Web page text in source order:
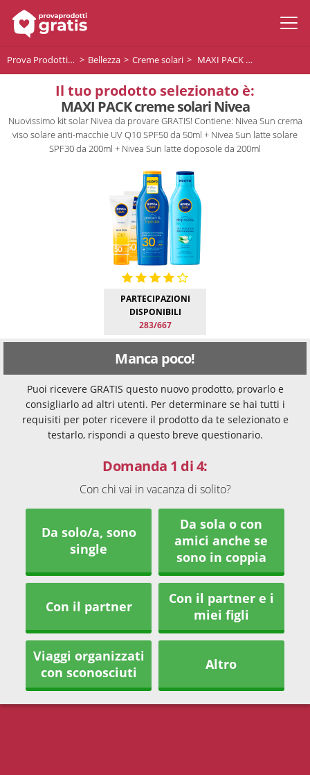
Prova Prodotti Gratis Bellezza Creme solari MAXI PACK creme solari Nivea
Il tuo prodotto selezionato è:
MAXI PACK creme solari Nivea
Nuovissimo kit solar Nivea da provare GRATIS! Contiene: Nivea Sun crema
viso solare anti-macchie UV Q10 SPF50 da 50ml + Nivea Sun latte solare
SPF30 da 200ml + Nivea Sun latte doposole da 200ml
PARTECIPAZIONI
DISPONIBILI
283/667
Manca poco!
Puoi ricevere GRATIS questo nuovo prodotto, provarlo e
consigliarlo ad altri utenti. Per determinare se hai tutti i
requisiti per poter ricevere il prodotto da te selezionato e
testarlo, rispondi a questo breve questionario.
Domanda 1 di 4:
Con chi vai in vacanza di solito?
Da solo/a, sono
single
Da sola o con
amici anche se
sono in coppia
Con il partner
Con il partner e i
miei figli
Viaggi organizzati
con sconosciuti
Altro